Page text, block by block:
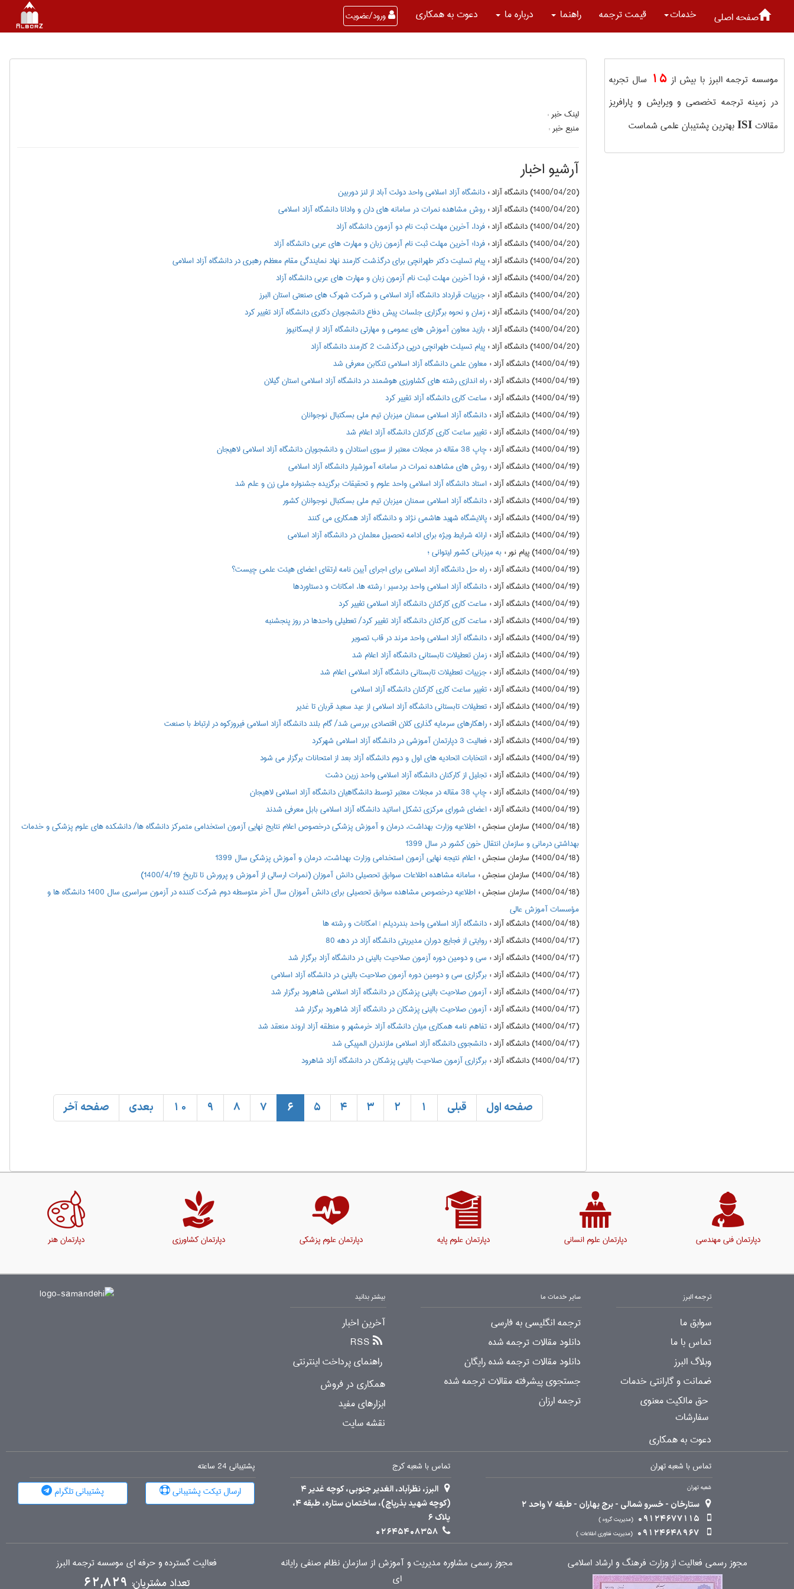
صفحه اصلی خدمات قیمت ترجمه راهنما درباره ما دعوت به همکاری ورود/عضویت
لینک خبر :
منبع خبر :
آرشیو اخبار
(1400/04/20) دانشگاه آزاد : دانشگاه آزاد اسلامی واحد دولت آباد از لنز دوربین
(1400/04/20) دانشگاه آزاد
: روش مشاهده نمرات در سامانه های دان و وادانا دانشگاه آزاد اسلامی
(1400/04/20) دانشگاه آزاد
: فردا، آخرین مهلت ثبت نام دو آزمون دانشگاه آزاد
(1400/04/20) دانشگاه آزاد
: فردا؛ آخرین مهلت ثبت نام آزمون زبان و مهارت های عربی دانشگاه آزاد
(1400/04/20) دانشگاه آزاد
: پیام تسلیت دکتر طهرانچی برای درگذشت کارمند نهاد نمایندگی مقام معظم رهبری در دانشگاه آزاد اسلامی
(1400/04/20) دانشگاه آزاد
: فردا آخرین مهلت ثبت نام آزمون زبان و مهارت های عربی دانشگاه آزاد
(1400/04/20) دانشگاه آزاد
: جزییات قرارداد دانشگاه آزاد اسلامی و شرکت شهرک های صنعتی استان البرز
(1400/04/20) دانشگاه آزاد
: زمان و نحوه برگزاری جلسات پیش دفاع دانشجویان دکتری دانشگاه آزاد تغییر کرد
(1400/04/20) دانشگاه آزاد
: بازید معاون آموزش های عمومی و مهارتی دانشگاه آزاد از ایسکانیوز
(1400/04/20) دانشگاه آزاد
: پیام تسیلت طهرانچی درپی درگذشت 2 کارمند دانشگاه آزاد
(1400/04/19) دانشگاه آزاد
: معاون علمی دانشگاه آزاد اسلامی تنکابن معرفی شد
(1400/04/19) دانشگاه آزاد
: راه اندازی رشته های کشاورزی هوشمند در دانشگاه آزاد اسلامی استان گیلان
(1400/04/19) دانشگاه آزاد
: ساعت کاری دانشگاه آزاد تغییر کرد
(1400/04/19) دانشگاه آزاد
: دانشگاه آزاد اسلامی سمنان میزبان تیم ملی بسکتبال نوجوانان
(1400/04/19) دانشگاه آزاد
: تغییر ساعت کاری کارکنان دانشگاه آزاد اعلام شد
(1400/04/19) دانشگاه آزاد
: چاپ 38 مقاله در مجلات معتبر از سوی استادان و دانشجویان دانشگاه آزاد اسلامی لاهیجان
(1400/04/19) دانشگاه آزاد
: روش های مشاهده نمرات در سامانه آموزشیار دانشگاه آزاد اسلامی
(1400/04/19) دانشگاه آزاد
: استاد دانشگاه آزاد اسلامی واحد علوم و تحقیقات برگزیده جشنواره ملی زن و علم شد
(1400/04/19) دانشگاه آزاد
: دانشگاه آزاد اسلامی سمنان میزبان تیم ملی بسکتبال نوجوانان کشور
(1400/04/19) دانشگاه آزاد
: پالایشگاه شهید هاشمی نژاد و دانشگاه آزاد همکاری می کنند
(1400/04/19) دانشگاه آزاد
: ارائه شرایط ویژه برای ادامه تحصیل معلمان در دانشگاه آزاد اسلامی
(1400/04/19) پیام نور
: به میزبانی کشور لیتوانی ؛
(1400/04/19) دانشگاه آزاد
: راه حل دانشگاه آزاد اسلامی برای اجرای آیین نامه ارتقای اعضای هیئت علمی چیست؟
(1400/04/19) دانشگاه آزاد
: دانشگاه آزاد اسلامی واحد بردسیر | رشته ها، امکانات و دستاوردها
(1400/04/19) دانشگاه آزاد
: ساعت کاری کارکنان دانشگاه آزاد اسلامی تغییر کرد
(1400/04/19) دانشگاه آزاد
: ساعت کاری کارکنان دانشگاه آزاد تغییر کرد/ تعطیلی واحدها در روز پنجشنبه
(1400/04/19) دانشگاه آزاد
: دانشگاه آزاد اسلامی واحد مرند در قاب تصویر
(1400/04/19) دانشگاه آزاد
: زمان تعطیلات تابستانی دانشگاه آزاد اعلام شد
(1400/04/19) دانشگاه آزاد
: جزییات تعطیلات تابستانی دانشگاه آزاد اسلامی اعلام شد
(1400/04/19) دانشگاه آزاد
: تغییر ساعت کاری کارکنان دانشگاه آزاد اسلامی
(1400/04/19) دانشگاه آزاد
: تعطیلات تابستانی دانشگاه آزاد اسلامی از عید سعید قربان تا غدیر
(1400/04/19) دانشگاه آزاد
: راهکارهای سرمایه گذاری کلان اقتصادی بررسی شد/ گام بلند دانشگاه آزاد اسلامی فیروزکوه در ارتباط با صنعت
(1400/04/19) دانشگاه آزاد
: فعالیت 3 دپارتمان آموزشی در دانشگاه آزاد اسلامی شهرکرد
(1400/04/19) دانشگاه آزاد
: انتخابات اتحادیه های اول و دوم دانشگاه آزاد بعد از امتحانات برگزار می شود
(1400/04/19) دانشگاه آزاد
: تجلیل از کارکنان دانشگاه آزاد اسلامی واحد زرین دشت
(1400/04/19) دانشگاه آزاد
: چاپ 38 مقاله در مجلات معتبر توسط دانشگاهیان دانشگاه آزاد اسلامی لاهیجان
(1400/04/19) دانشگاه آزاد
: اعضای شورای مرکزی تشکل اساتید دانشگاه آزاد اسلامی بابل معرفی شدند
(1400/04/18) سازمان سنجش
: اطلاعيه وزارت بهداشت، درمان و آموزش پزشکی درخصوص اعلام نتایج نهایی آزمون استخدامي متمركز دانشگاه ها/ دانشکده های علوم پزشکی و خدمات
بهداشتی درمانی و سازمان انتقال خون کشور در سال 1399
(1400/04/18) سازمان سنجش
: اعلام نتيجه نهایی آزمون استخدامی وزارت بهداشت، درمان و آموزش پزشکی سال 1399
(1400/04/18) سازمان سنجش
: سامانه مشاهده اطلاعات سوابق تحصيلي دانش آموزان (نمرات ارسالي از آموزش و پرورش تا تاریخ 1400/4/19)
(1400/04/18) سازمان سنجش
:
اطلاعيه‌ درخصوص مشاهده سوابق تحصيلي برای دانش آموزان سال آخر متوسطه دوم شرکت کننده در آزمون‌ سراسري‌ سال‌ 1400 دانشگاه ها و
مؤسسات‌ آموزش‌ عالي
(1400/04/18) دانشگاه آزاد
: دانشگاه آزاد اسلامی واحد بندردیلم | امکانات و رشته ها
(1400/04/17) دانشگاه آزاد
: روایتی از فجایع دوران مدیریتی دانشگاه آزاد در دهه 80
(1400/04/17) دانشگاه آزاد
: سی و دومین دوره آزمون صلاحیت بالینی در دانشگاه آزاد برگزار شد
(1400/04/17) دانشگاه آزاد
: برگزاری سی و دومین دوره آزمون صلاحیت بالینی در دانشگاه آزاد اسلامی
(1400/04/17) دانشگاه آزاد
: آزمون صلاحیت بالینی پزشکان در دانشگاه آزاد اسلامی شاهرود برگزار شد
(1400/04/17) دانشگاه آزاد
: آزمون صلاحیت بالینی پزشکان در دانشگاه آزاد شاهرود برگزار شد
(1400/04/17) دانشگاه آزاد
: تفاهم نامه همکاری میان دانشگاه آزاد خرمشهر و منطقه آزاد اروند منعقد شد
(1400/04/17) دانشگاه آزاد
: دانشجوی دانشگاه آزاد اسلامی مازندران المپیکی شد
(1400/04/17) دانشگاه آزاد
: برگزاری آزمون صلاحیت بالینی پزشکان در دانشگاه آزاد شاهرود
صفحه اول قبلی 1
2
3
4
5
6
7
8
9
10 بعدی صفحه آخر
موسسه ترجمه البرز با بیش از15 سال تجربه
در زمینه ترجمه تخصصی و ویرایش و پارافریز
مقالات ISI بهترین پشتیبان علمی شماست
دپارتمان فنی مهندسی دپارتمان علوم انسانی دپارتمان علوم پایه دپارتمان علوم پزشکی دپارتمان کشاورزی دپارتمان هنر
ترجمه البرز
سوابق ما
تماس با ما
وبلاگ البرز
ضمانت و گارانتی خدمات
حق مالکیت معنوی
سفارشات
دعوت به همکاری
سایر خدمات ما
ترجمه انگلیسی به فارسی
دانلود مقالات ترجمه شده
دانلود مقالات ترجمه شده رایگان
جستجوی پیشرفته مقالات ترجمه شده
ترجمه ارزان
بیشتر بدانید
آخرین اخبار
RSS
راهنمای پرداخت اینترنتی
همکاری در فروش
ابزارهای مفید
نقشه سایت
تماس با شعبه تهران
شعبه تهران
ستارخان - خسرو شمالی - برج بهاران - طبقه 7 واحد 2
09124677115
مدیریت گروه
09124648967 مدیریت فناوری اطلاعات
تماس با شعبه کرج
البرز، نظرآباد، الغدیر جنوبی، کوچه غدیر 4
(کوچه شهید بذرپاچ)، ساختمان ستاره، طبقه 4،
پلاک 6
02645408358
پشتیبانی 24 ساعته
ارسال تیکت پشتیبانی
پشتیبانی تلگرام
مجوز رسمی فعالیت از وزارت فرهنگ و ارشاد اسلامی
مجوز رسمی مشاوره مدیریت و آموزش از سازمان نظام صنفی رایانه
ای
فعالیت گسترده و حرفه ای موسسه ترجمه البرز
تعداد مشتریان: 62,829